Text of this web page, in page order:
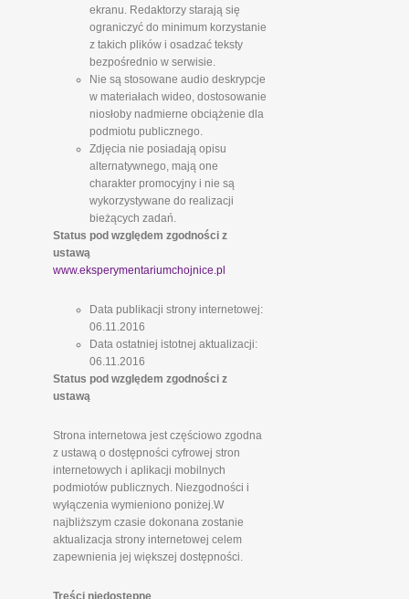
ekranu. Redaktorzy starają się
ograniczyć do minimum korzystanie
z takich plików i osadzać teksty
bezpośrednio w serwisie.
Nie są stosowane audio deskrypcje
w materiałach wideo, dostosowanie
niosłoby nadmierne obciążenie dla
podmiotu publicznego.
Zdjęcia nie posiadają opisu
alternatywnego, mają one
charakter promocyjny i nie są
wykorzystywane do realizacji
bieżących zadań.
Status pod względem zgodności z
ustawą
www.eksperymentariumchojnice.pl
Data publikacji strony internetowej:
06.11.2016
Data ostatniej istotnej aktualizacji:
06.11.2016
Status pod względem zgodności z
ustawą
Strona internetowa jest częściowo zgodna
z ustawą o dostępności cyfrowej stron
internetowych i aplikacji mobilnych
podmiotów publicznych. Niezgodności i
wyłączenia wymieniono poniżej.W
najbliższym czasie dokonana zostanie
aktualizacja strony internetowej celem
zapewnienia jej większej dostępności.
Treści niedostępne